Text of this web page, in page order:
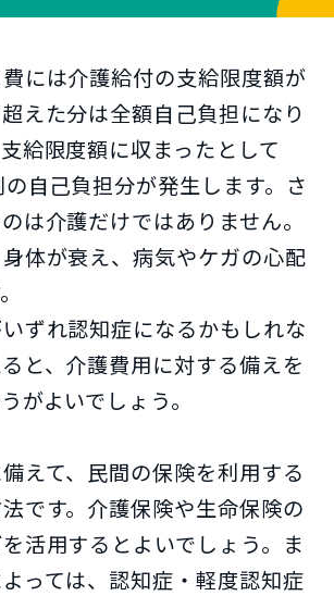
には介護給付の支給限度額が
えた分は全額自己負担になり
給限度額に収まったとして
自己負担分が発生します。さ
は介護だけではありません。
体が衰え、病気やケガの心配
ずれ認知症になるかもしれな
と、介護費用に対する備えを
がよいでしょう。
えて、民間の保険を利用する
です。介護保険や生命保険の
活用するとよいでしょう。ま
っては、認知症・軽度認知症